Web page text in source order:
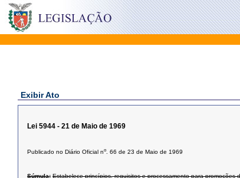
Exibir Ato
Lei 5944 - 21 de Maio de 1969
Publicado no Diário Oficial no. 66 de 23 de Maio de 1969
Súmula: Estabelece princípios, requisitos e processamento para promoções